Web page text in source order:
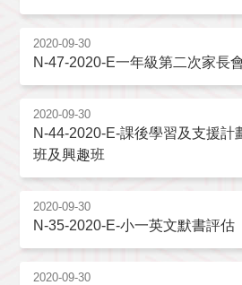
2020-09-30
N-47-2020-E一年級第二次家長
2020-09-30
N-44-2020-E-課後學習及支援計
班及興趣班
2020-09-30
N-35-2020-E-小一英文默書評估
2020-09-30